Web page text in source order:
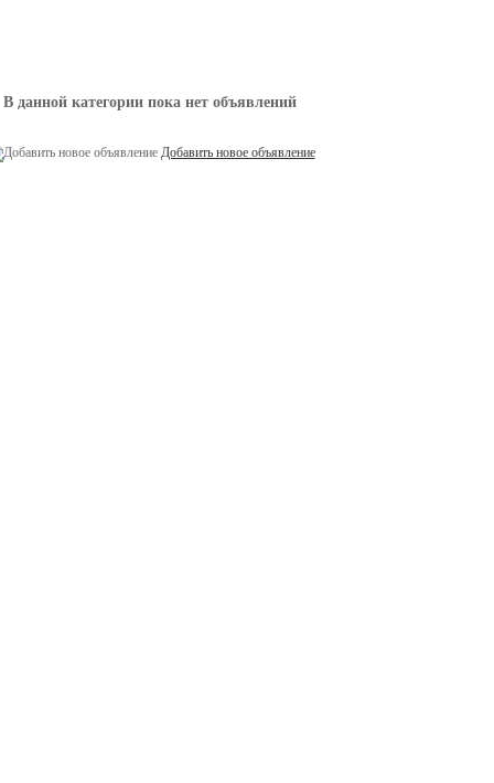
В данной категории пока нет объявлений
Добавить новое объявление